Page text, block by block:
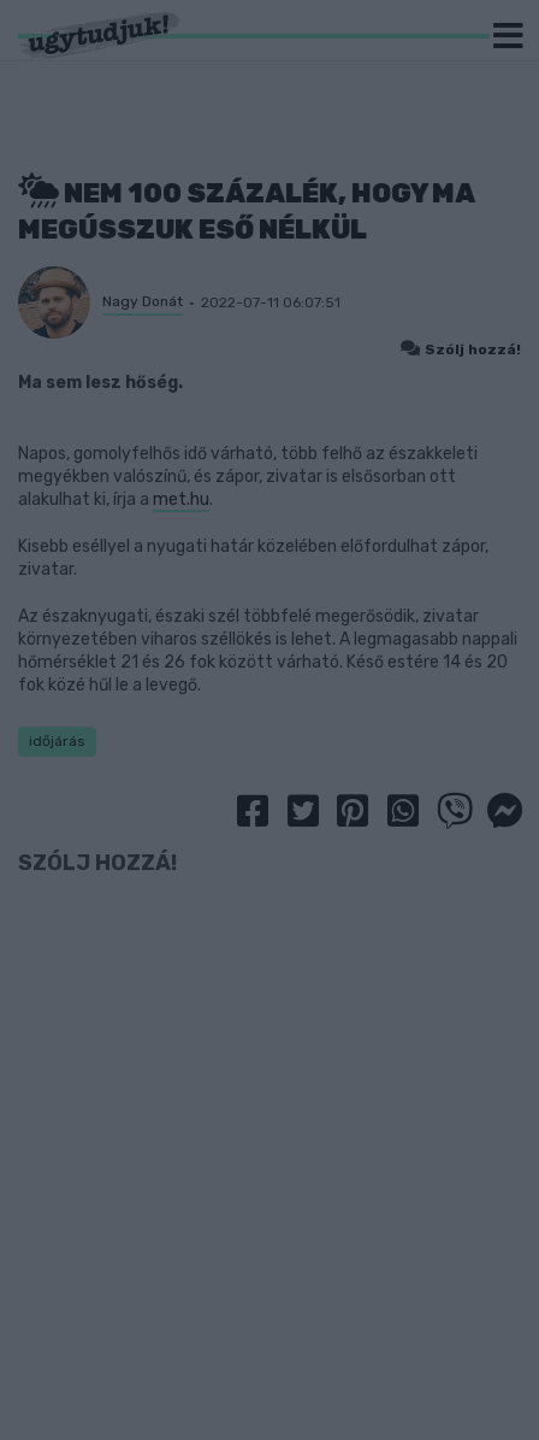
NEM 100 SZÁZALÉK, HOGY MA
MEGÚSSZUK ESŐ NÉLKÜL
Nagy Donát 2022-07-11 06:07:51
Szólj hozzá!
Ma sem lesz hőség.
Napos, gomolyfelhős idő várható, több felhő az északkeleti
megyékben valószínű, és zápor, zivatar is elsősorban ott
alakulhat ki, írja a met.hu.
Kisebb eséllyel a nyugati határ közelében előfordulhat zápor,
zivatar.
Az északnyugati, északi szél többfelé megerősödik, zivatar
környezetében viharos széllökés is lehet. A legmagasabb nappali
hőmérséklet 21 és 26 fok között várható. Késő estére 14 és 20
fok közé hűl le a levegő.
időjárás
SZÓLJ HOZZÁ!